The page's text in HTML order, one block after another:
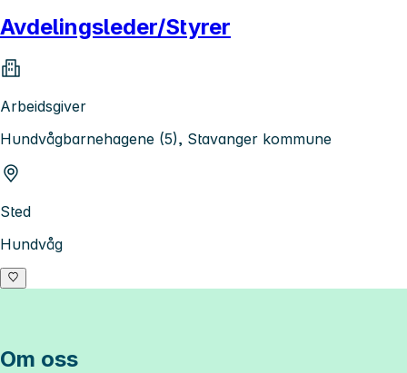
Avdelingsleder/Styrer
Arbeidsgiver
Hundvågbarnehagene (5), Stavanger kommune
Sted
Hundvåg
Om oss